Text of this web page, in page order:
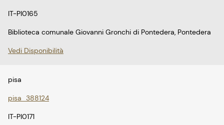
IT-PI0165
Biblioteca comunale Giovanni Gronchi di Pontedera, Pontedera
Vedi Disponibilità
pisa
pisa_388124
IT-PI0171